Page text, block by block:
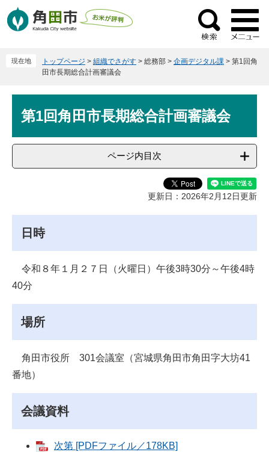
ー
ニ
検
索
現在地 トップページ > 組織でさがす > 総務部 > 企画デジタル課 > 第1回角
田市長期総合計画審議会
文第1回角田市長期総合計画審議会
ページ内目次
更新日：2026年2月12日更新
日時
令和８年１月２７日（火曜日）午後3時30分～午後4時
40分
場所
角田市役所 301会議室（宮城県角田市角田字大坊41
番地）
会議資料
次第 [PDFファイル／178KB]